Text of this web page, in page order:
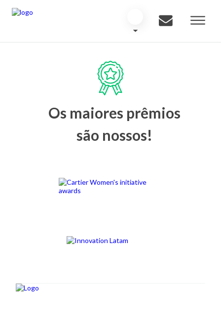
Os maiores prêmios
são nossos!